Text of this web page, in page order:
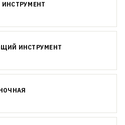
ИНСТРУМЕНТ